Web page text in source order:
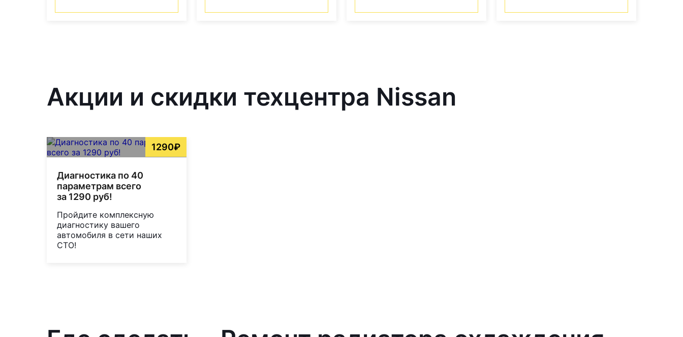
Акции и скидки техцентра Nissan
1290₽
Диагностика по 40
параметрам всего
за 1290 руб!
Пройдите комплексную
диагностику вашего
автомобиля в сети наших
СТО!